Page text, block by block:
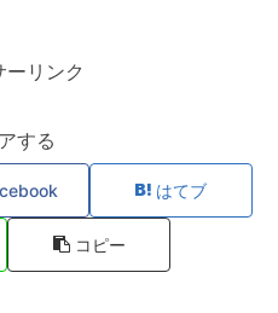
ーリンク
する
はてブ
コピー